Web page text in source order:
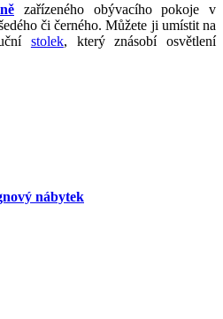
zařízeného obývacího pokoje v
či černého. Můžete ji umístit na
stolek, který znásobí osvětlení
nábytek